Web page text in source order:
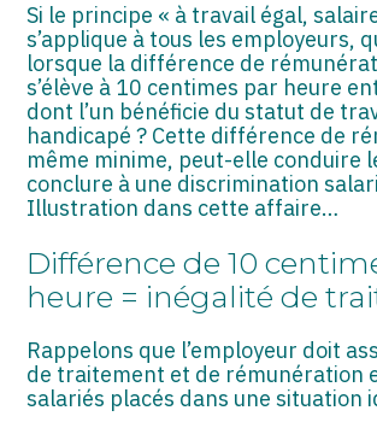
PARTICULIERS
EXPATRIÉ NON RÉSIDANT
IMPATRIÉ / EXPATRIÉ
ASSOCIATIONS
SECTEUR AUDIOVISUEL
Si le principe « à travail égal,
s’applique à tous les employeurs,
lorsque la différence de
s’élève à 10 centimes par heure
dont l’un bénéficie du statut de
handicapé ? Cette différence de
même minime, peut-elle conduire
conclure à une discrimination
Illustration dans cette affaire…
Différence de 10
heure = inégalité de
Rappelons que l’employeur doit
de traitement et de rémunération
salariés placés dans une situation